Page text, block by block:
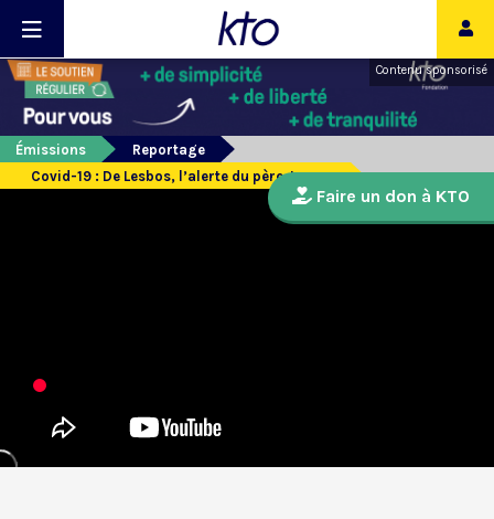
Contenu sponsorisé
Émissions
Reportage
Covid-19 : De Lesbos, l’alerte du père Joyeux
Faire un don à KTO